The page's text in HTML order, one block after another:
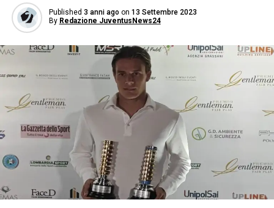
Published 3 anni ago on 13 Settembre 2023
By Redazione JuventusNews24